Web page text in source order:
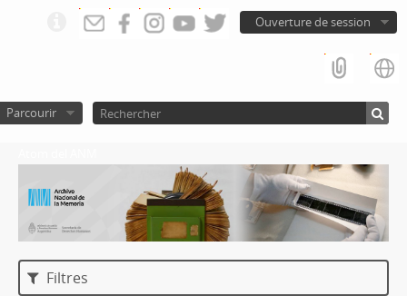
Ouverture de session
Parcourir
Filtres